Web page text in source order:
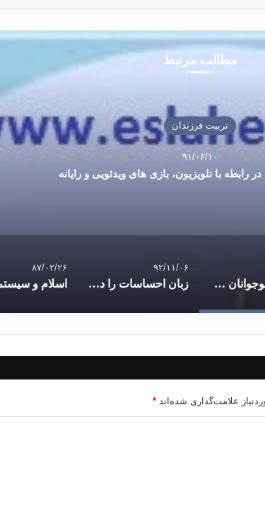
مطالب مرتبط
تربیت فرزندان
۹۱/۰۶/۱۰
رابطه با تلویزیون، بازی های ویدئویی و رایانه
مشکلات نوجوانان در رابطه با تلویزیون، بازی های ویدئویی و رایانه
۹۲/۱۱/۰۶
زبان احساسات را درک کنید
۸۷/۰۲/۲۶
علامت‌گذاری شده‌اند *